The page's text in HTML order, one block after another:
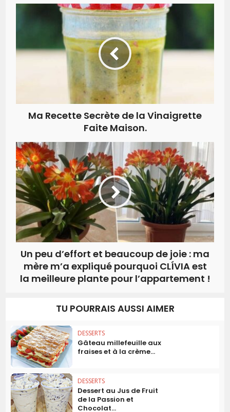
Ma Recette Secrète de la Vinaigrette
Faite Maison.
Un peu d’effort et beaucoup de joie : ma
mère m’a expliqué pourquoi CLÍVIA est
la meilleure plante pour l’appartement !
TU POURRAIS AUSSI AIMER
DESSERTS
Gâteau millefeuille aux
fraises et à la crème...
DESSERTS
Dessert au Jus de Fruit
de la Passion et
Chocolat...